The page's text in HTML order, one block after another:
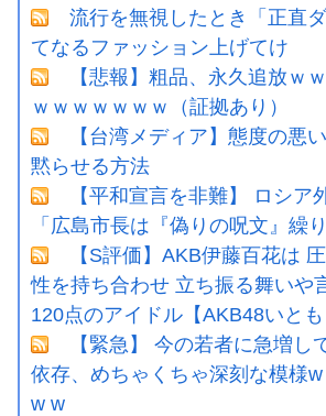
流行を無視したとき「正直
てなるファッション上げてけ
【悲報】粗品、永久追放ｗ
ｗｗｗｗｗｗｗ（証拠あり）
【台湾メディア】態度の悪
黙らせる方法
【平和宣言を非難】 ロシア
「広島市長は『偽りの呪文』繰
【S評価】AKB伊藤百花は
性を持ち合わせ 立ち振る舞いや
120点のアイドル【AKB48いとも
【緊急】 今の若者に急増し
依存、めちゃくちゃ深刻な模様
w w